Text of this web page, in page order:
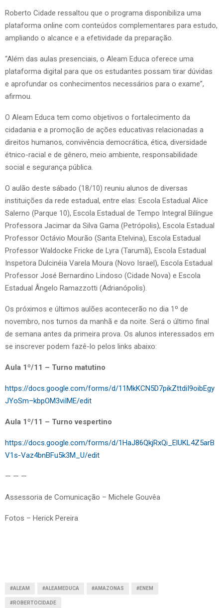
Roberto Cidade ressaltou que o programa disponibiliza uma
plataforma online com conteúdos complementares para estudo,
ampliando o alcance e a efetividade da preparação.
“Além das aulas presenciais, o Aleam Educa oferece uma
plataforma digital para que os estudantes possam tirar dúvidas
e aprofundar os conhecimentos necessários para o exame”,
afirmou.
O Aleam Educa tem como objetivos o fortalecimento da
cidadania e a promoção de ações educativas relacionadas a
direitos humanos, convivência democrática, ética, diversidade
étnico-racial e de gênero, meio ambiente, responsabilidade
social e segurança pública.
O aulão deste sábado (18/10) reuniu alunos de diversas
instituições da rede estadual, entre elas: Escola Estadual Alice
Salerno (Parque 10), Escola Estadual de Tempo Integral Bilíngue
Professora Jacimar da Silva Gama (Petrópolis), Escola Estadual
Professor Octávio Mourão (Santa Etelvina), Escola Estadual
Professor Waldocke Fricke de Lyra (Tarumã), Escola Estadual
Inspetora Dulcinéia Varela Moura (Novo Israel), Escola Estadual
Professor José Bernardino Lindoso (Cidade Nova) e Escola
Estadual Ângelo Ramazzotti (Adrianópolis).
Os próximos e últimos aulões acontecerão no dia 1º de
novembro, nos turnos da manhã e da noite. Será o último final
de semana antes da primeira prova. Os alunos interessados em
se inscrever podem fazê-lo pelos links abaixo:
Aula 1º/11 – Turno matutino
https://docs.google.com/forms/d/11MkKCN5D7pikZttdiI9oibEgy
JYoSm–kbpOM3viIME/edit
Aula 1º/11 – Turno vespertino
https://docs.google.com/forms/d/1HaJ86QkjRxQi_ElUKL4Z5arB
V1s-Vaz4bnBFu5k3M_U/edit
— — —
Assessoria de Comunicação – Michele Gouvêa
Fotos – Herick Pereira
#ALEAM #ALEAMEDUCA #AMAZONAS #ENEM
#ROBERTOCIDADE